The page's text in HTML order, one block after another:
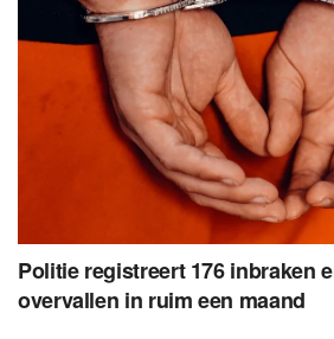
Politie registreert 176 inbraken
overvallen in ruim een maand